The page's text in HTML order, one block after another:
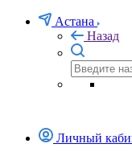
Астана
Назад
Личный